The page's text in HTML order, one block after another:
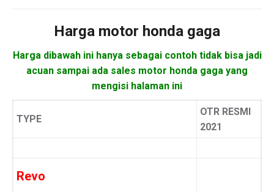
Harga motor honda gaga
Harga dibawah ini hanya sebagai contoh tidak bisa jadi
acuan sampai ada sales motor honda gaga yang
mengisi halaman ini
TYPE
OTR RESMI
2021
Revo